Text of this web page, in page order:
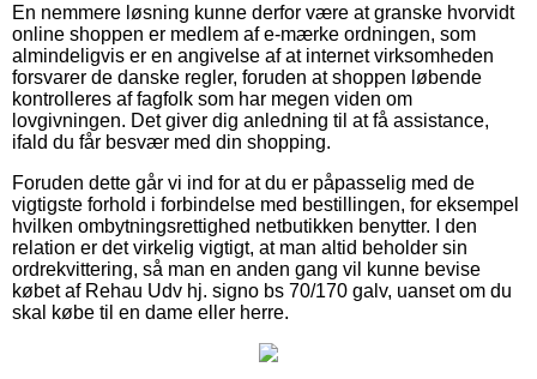
En nemmere løsning kunne derfor være at granske hvorvidt
online shoppen er medlem af e-mærke ordningen, som
almindeligvis er en angivelse af at internet virksomheden
forsvarer de danske regler, foruden at shoppen løbende
kontrolleres af fagfolk som har megen viden om
lovgivningen. Det giver dig anledning til at få assistance,
ifald du får besvær med din shopping.
Foruden dette går vi ind for at du er påpasselig med de
vigtigste forhold i forbindelse med bestillingen, for eksempel
hvilken ombytningsrettighed netbutikken benytter. I den
relation er det virkelig vigtigt, at man altid beholder sin
ordrekvittering, så man en anden gang vil kunne bevise
købet af Rehau Udv hj. signo bs 70/170 galv, uanset om du
skal købe til en dame eller herre.